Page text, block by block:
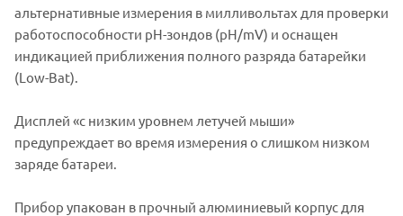
альтернативные измерения в милливольтах для проверки
работоспособности рН-зондов (рН/mV) и оснащен
индикацией приближения полного разряда батарейки
(Low-Bat).
Дисплей «с низким уровнем летучей мыши»
предупреждает во время измерения о слишком низком
заряде батареи.
Прибор упакован в прочный алюминиевый корпус для